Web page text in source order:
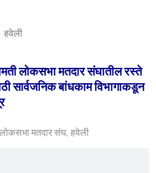
हवेली
लोकसभा मतदार संघातील रस्ते
सार्वजनिक बांधकाम विभागाकडून
लोकसभा मतदार संघ हवेली